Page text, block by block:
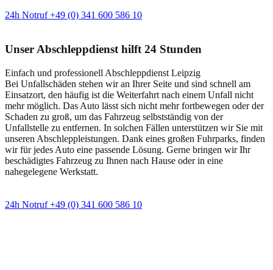
24h Notruf +49 (0) 341 600 586 10
Unser Abschleppdienst hilft 24 Stunden
Einfach und professionell Abschleppdienst Leipzig
Bei Unfallschäden stehen wir an Ihrer Seite und sind schnell am
Einsatzort, den häufig ist die Weiterfahrt nach einem Unfall nicht
mehr möglich. Das Auto lässt sich nicht mehr fortbewegen oder der
Schaden zu groß, um das Fahrzeug selbstständig von der
Unfallstelle zu entfernen. In solchen Fällen unterstützen wir Sie mit
unseren Abschleppleistungen. Dank eines großen Fuhrparks, finden
wir für jedes Auto eine passende Lösung. Gerne bringen wir Ihr
beschädigtes Fahrzeug zu Ihnen nach Hause oder in eine
nahegelegene Werkstatt.
24h Notruf +49 (0) 341 600 586 10